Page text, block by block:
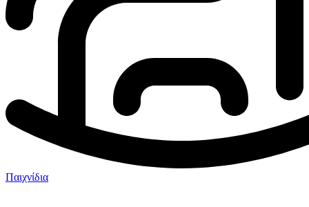
Παιχνίδια